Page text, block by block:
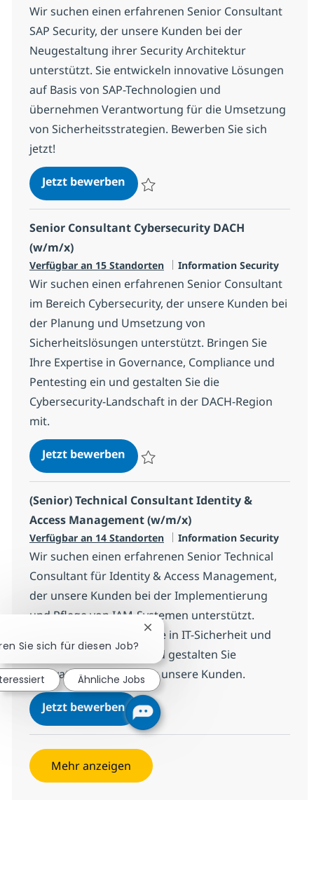
Wir suchen einen erfahrenen Senior Consultant
SAP Security, der unsere Kunden bei der
Neugestaltung ihrer Security Architektur
unterstützt. Sie entwickeln innovative Lösungen
auf Basis von SAP-Technologien und
übernehmen Verantwortung für die Umsetzung
von Sicherheitsstrategien. Bewerben Sie sich
jetzt!
Jetzt bewerben(Senior) Consultant SAP Security
Senior Consultant Cybersecurity DACH
(w/m/x)
Verfügbar an 15 Standorten Kategorie
Information Security
Wir suchen einen erfahrenen Senior Consultant
im Bereich Cybersecurity, der unsere Kunden bei
der Planung und Umsetzung von
Sicherheitslösungen unterstützt. Bringen Sie
Ihre Expertise in Governance, Compliance und
Pentesting ein und gestalten Sie die
Cybersecurity-Landschaft in der DACH-Region
mit.
Jetzt bewerbenSenior Consultant Cybersecurity
(Senior) Technical Consultant Identity &
Access Management (w/m/x)
Verfügbar an 14 Standorten Kategorie
Information Security
Wir suchen einen erfahrenen Senior Technical
Consultant für Identity & Access Management,
der unsere Kunden bei der Implementierung
und Pflege von IAM-Systemen unterstützt.
Bringen Sie Ihre Expertise in IT-Sicherheit und
Programmierung ein und gestalten Sie
innovative Lösungen für unsere Kunden.
Jetzt bewerben(Senior) Technical Consultant
Speichern (Senior) Technical Consultant
Mehr anzeigen
Sie sich für diesen Job?
Chatbot-Benachrichtigung
Ähnliche Jobs